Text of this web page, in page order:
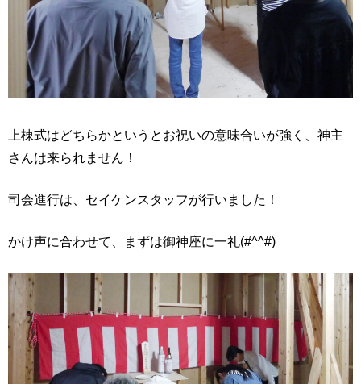
上棟式はどちらかというとお祝いの意味合いが強く、神主
さんは来られません！
司会進行は、セイケンスタッフが行いました！
かけ声に合わせて、まずは御神座に一礼(#^^#)